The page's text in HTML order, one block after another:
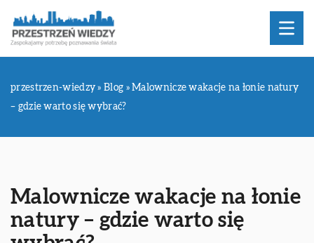
przestrzen-wiedzy »Blog »Malownicze wakacje na łonie natury
– gdzie warto się wybrać?
Malownicze wakacje na łonie
natury – gdzie warto się